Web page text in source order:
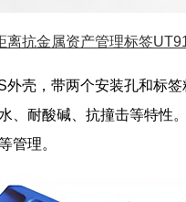
离抗金属资产管理标签
外壳，带两个安装孔和标
、耐酸碱、抗撞击等特性
管理。